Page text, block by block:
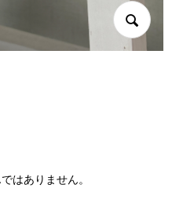
はありません。